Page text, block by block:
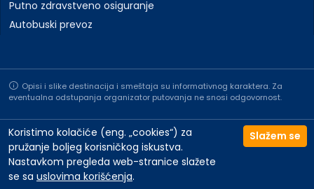
Putno zdravstveno osiguranje
Autobuski prevoz
©2026 All rights reserved to Travelland | Website by
Opisi i slike destinacija i smeštaja su informativnog karaktera. Za
eventualna odstupanja organizator putovanja ne snosi odgovornost.
Koristimo kolačiće (eng. „cookies“) za
pružanje boljeg korisničkog iskustva.
Nastavkom pregleda web-stranice slažete
se sa uslovima korišćenja.
Slažem se